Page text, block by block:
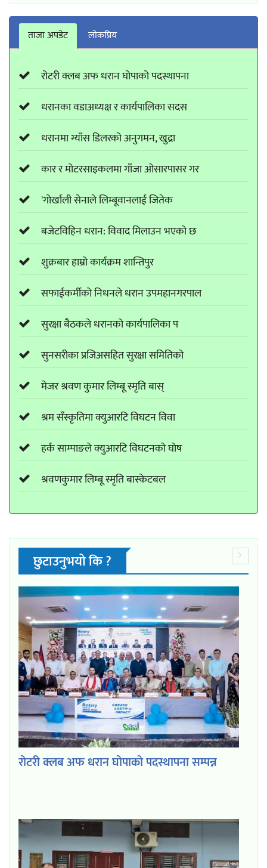
ताजा अपडेट लाेकप्रिय
रोटरी क्लब अफ धरान घोपाको पदस्थापना
धरानका वडाअध्यक्ष र कार्यपालिका सदस
धरानमा ग्याँस डिलरको अनुगमन, खुद्रा
कार र मोटरसाइकलमा गाँजा ओसारपासर गर
'गोर्खाली सेनाले लिम्बूवानलाई जितेक
बजेटविहिन धरान: विवाद मिलाउन भएको छ
शुक्रबार हाम्रो कार्यक्रम शान्तिपुर
सफाईकर्मीको निधनले धरान उपमहानगरपाल
सुरक्षा बैठकले धरानको कार्यपालिका प
सुनसरीका प्रजिअसहित सुरक्षा समितिको
मेजर श्रवण कुमार लिम्बू स्मृति बास्
श्रम सँस्कृतिमा क्युआरटि विघटन विवा
हर्क साम्पाङले क्युआरटि विघटनको घोष
श्रवणकुमार लिम्बू स्मृति बास्केटबल
छुटाउनुभयो कि ?
रोटरी क्लब अफ धरान घोपाको पदस्थापना सम्पन्न